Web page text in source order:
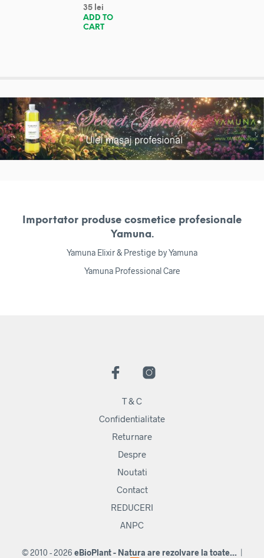
35 lei
ADD TO
CART
Importator produse cosmetice profesionale
Yamuna.
Yamuna Elixir & Prestige by Yamuna
Yamuna Professional Care
T & C
Confidentialitate
Returnare
Despre
Noutati
Contact
REDUCERI
ANPC
© 2010 - 2026 eBioPlant - Natura are rezolvare la toate... |